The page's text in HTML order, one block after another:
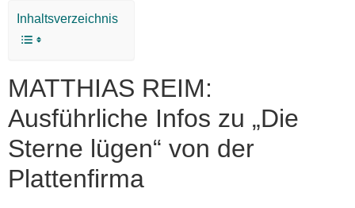
Inhaltsverzeichnis
MATTHIAS REIM:
Ausführliche Infos zu „Die
Sterne lügen“ von der
Plattenfirma